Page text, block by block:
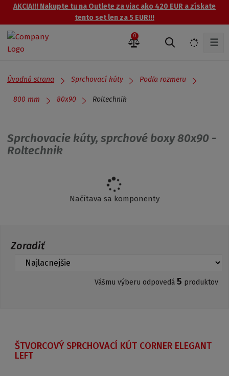
AKCIA!!! Nakupte tu na Outlete za viac ako 420 EUR a získate
tento set len za 5 EUR!!!
n
0
☰
Úvodná strana Sprchovací kúty Podľa rozmeru
800 mm 80x90 Roltechnik
Sprchovacie kúty, sprchové boxy 80x90 -
Roltechnik
Načítava sa komponenty
Zoradiť
Vášmu výberu odpovedá 5 produktov
ŠTVORCOVÝ SPRCHOVACÍ KÚT CORNER ELEGANT
LEFT